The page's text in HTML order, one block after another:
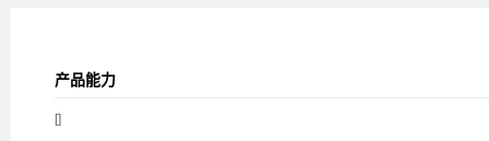
产品能力
[]